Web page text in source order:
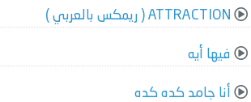
ATTRACTION ( ريمكس بالعربي )
فيها أيه
أنا جامد كده كده